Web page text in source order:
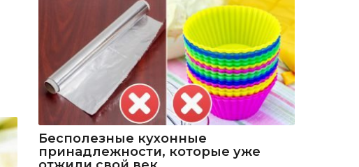
Бесполезные кухонные
принадлежности, которые уже